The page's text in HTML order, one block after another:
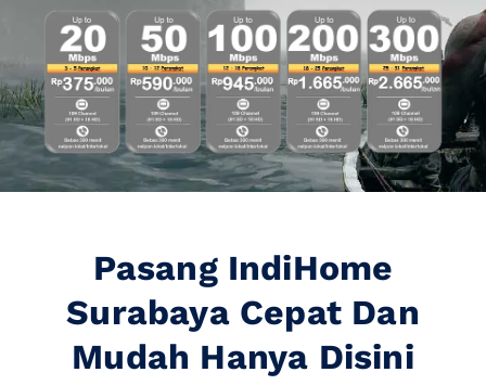
Pasang IndiHome
Surabaya Cepat Dan
Mudah Hanya Disini